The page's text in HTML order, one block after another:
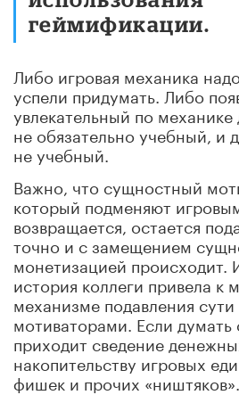
геймификации.
Либо игровая механика
успели придумать. Либо
увлекательный по механике
не обязательно учебный, и
не учебный.
Важно, что сущностный
который подменяют
возвращается, остается
точно и с замещением
монетизацией происходит.
история коллеги привела к
механизме подавления
мотиваторами. Если думать
приходит сведение
накопительству игровых
фишек и прочих «ништяков».